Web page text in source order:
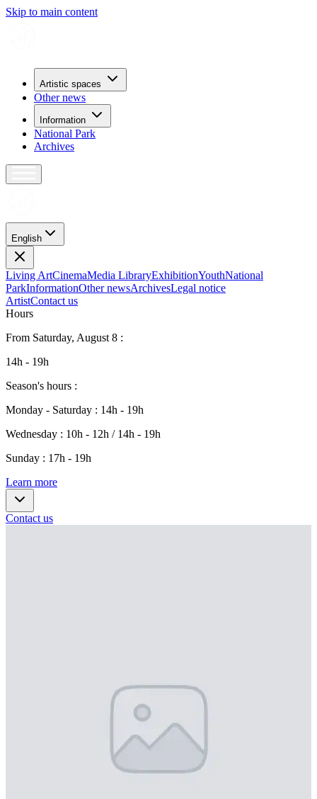
Skip to main content
Artistic spaces
Other news
Information
National Park
Archives
English
Living ArtCinemaMedia LibraryExhibitionYouthNational
ParkInformationOther newsArchivesLegal notice
ArtistContact us
Hours
From Saturday, August 8 :
14h - 19h
Season's hours :
Monday - Saturday : 14h - 19h
Wednesday : 10h - 12h / 14h - 19h
Sunday : 17h - 19h
Learn more
Contact us